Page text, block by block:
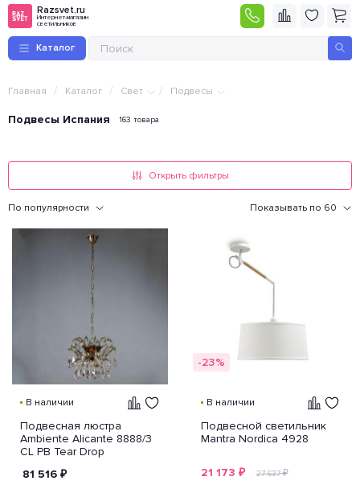
Razsvet.ru
Интернет-магазин
светильников
Каталог
Главная / Каталог / Свет / Подвесы
Подвесы Испания 163 товара
Открыть фильтры
По популярности Показывать по 60
В наличии
Подвесная люстра
Ambiente Alicante 8888/3
CL PB Tear Drop
81 516 ₽
-23%
В наличии
Подвесной светильник
Mantra Nordica 4928
21 173 ₽ 27 637₽